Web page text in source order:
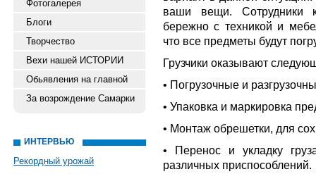
Фотогалерея
Блоги
Творчество
Вехи нашей ИСТОРИИ
Обьявления на главной
За возрождение Самарки
ИНТЕРВЬЮ
Рекордный урожай
ваши вещи. Сотрудники
бережно с техникой и
что все предметы будут
Грузчики оказывают
• Погрузочные и
• Упаковка и маркировка
• Монтаж обрешетки, для
• Перенос и укладку
различных приспособлений.